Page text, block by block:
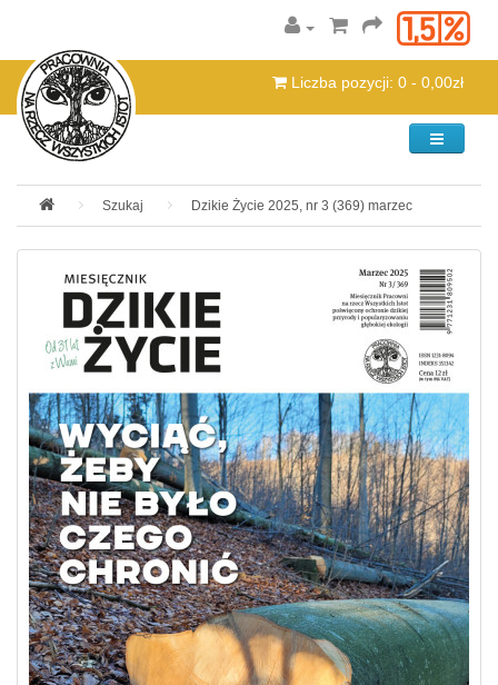
Liczba pozycji: 0 - 0,00zł
Kategorie
Szukaj Dzikie Życie 2025, nr 3 (369) marzec